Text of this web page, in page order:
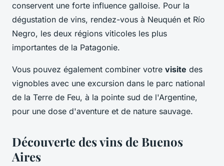
conservent une forte influence galloise. Pour la
dégustation de vins, rendez-vous à Neuquén et Río
Negro, les deux régions viticoles les plus
importantes de la Patagonie.
Vous pouvez également combiner votre visite des
vignobles avec une excursion dans le parc national
de la Terre de Feu, à la pointe sud de l'Argentine,
pour une dose d'aventure et de nature sauvage.
Découverte des vins de Buenos
Aires